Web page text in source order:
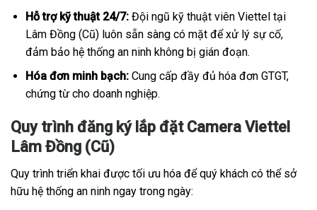
Hỗ trợ kỹ thuật 24/7:Đội ngũ kỹ thuật viên Viettel tại
Lâm Đồng (Cũ) luôn sẵn sàng có mặt để xử lý sự cố,
đảm bảo hệ thống an ninh không bị gián đoạn.
Hóa đơn minh bạch:Cung cấp đầy đủ hóa đơn GTGT,
chứng từ cho doanh nghiệp.
Quy trình đăng ký lắp đặt Camera Viettel
Lâm Đồng (Cũ)
Quy trình triển khai được tối ưu hóa để quý khách có thể sở
hữu hệ thống an ninh ngay trong ngày: